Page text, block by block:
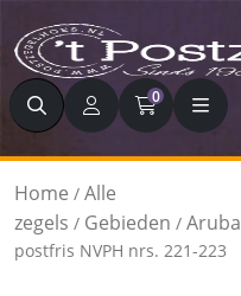
Zoeken 0
Home / Alle
zegels / Gebieden / Aruba
postfris NVPH nrs. 221-223